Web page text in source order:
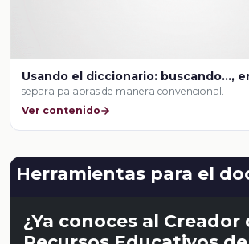
Usando el diccionario: buscando...,
separa palabras de manera convencional.
Ver contenido
Herramientas para el
¿Ya conoces al Creador